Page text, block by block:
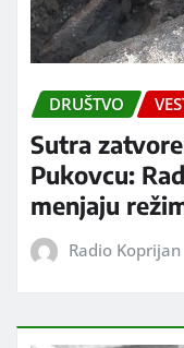
DRUŠTVO
Sutra
Pukovcu:
menjaju
Radio Koprijan